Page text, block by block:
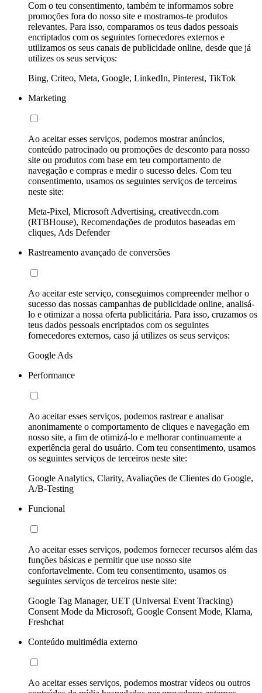
Com o teu consentimento, também te informamos sobre
promoções fora do nosso site e mostramos-te produtos
relevantes. Para isso, comparamos os teus dados pessoais
encriptados com os seguintes fornecedores externos e
utilizamos os seus canais de publicidade online, desde que já
utilizes os seus serviços:
Bing, Criteo, Meta, Google, LinkedIn, Pinterest, TikTok
Marketing
Ao aceitar esses serviços, podemos mostrar anúncios,
conteúdo patrocinado ou promoções de desconto para nosso
site ou produtos com base em teu comportamento de
navegação e compras e medir o sucesso deles. Com teu
consentimento, usamos os seguintes serviços de terceiros
neste site:
Meta-Pixel, Microsoft Advertising, creativecdn.com
(RTBHouse), Recomendações de produtos baseadas em
cliques, Ads Defender
Rastreamento avançado de conversões
Ao aceitar este serviço, conseguimos compreender melhor o
sucesso das nossas campanhas de publicidade online, analisá-
lo e otimizar a nossa oferta publicitária. Para isso, cruzamos os
teus dados pessoais encriptados com os seguintes
fornecedores externos, caso já utilizes os seus serviços:
Google Ads
Performance
Ao aceitar esses serviços, podemos rastrear e analisar
anonimamente o comportamento de cliques e navegação em
nosso site, a fim de otimizá-lo e melhorar continuamente a
experiência geral do usuário. Com teu consentimento, usamos
os seguintes serviços de terceiros neste site:
Google Analytics, Clarity, Avaliações de Clientes do Google,
A/B-Testing
Funcional
Ao aceitar esses serviços, podemos fornecer recursos além das
funções básicas e permitir que use nosso site
confortavelmente. Com teu consentimento, usamos os
seguintes serviços de terceiros neste site:
Google Tag Manager, UET (Universal Event Tracking)
Consent Mode da Microsoft, Google Consent Mode, Klarna,
Freshchat
Conteúdo multimédia externo
Ao aceitar esses serviços, podemos mostrar vídeos ou outros